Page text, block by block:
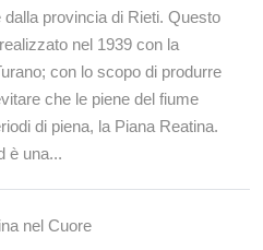
provincia di Rieti. Questo
nel 1939 con la
con lo scopo di produrre
che le piene del fiume
di piena, la Piana Reatina.
è una...
nel Cuore